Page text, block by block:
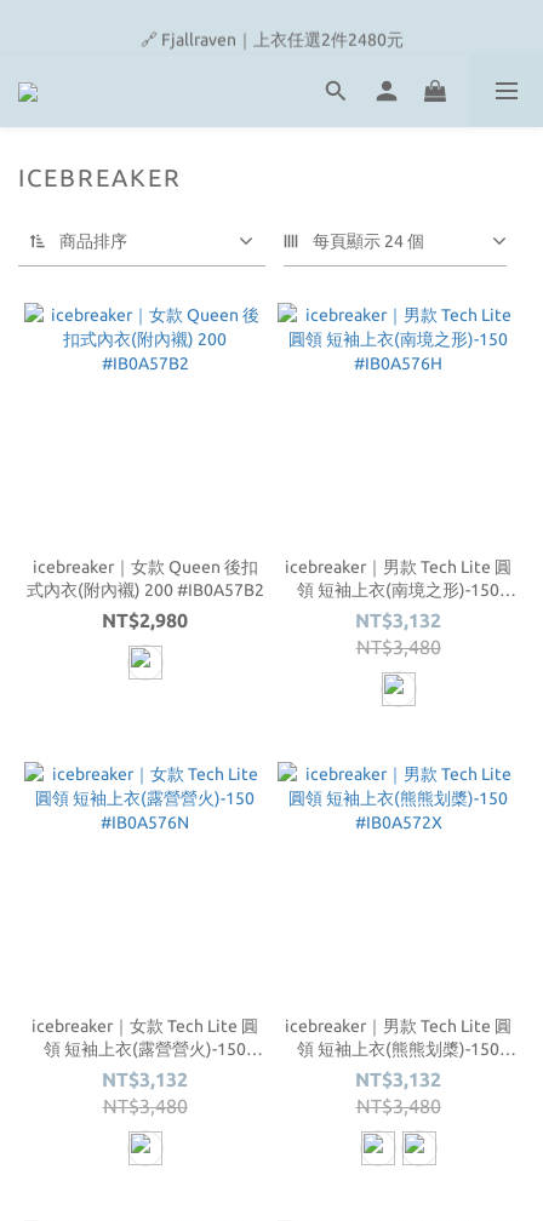
🎉On/HOKA 新品陸續上架
ICEBREAKER
商品排序 每頁顯示 24 個
icebreaker｜女款 Queen 後扣
式內衣(附內襯) 200 #IB0A57B2
NT$2,980
icebreaker｜男款 Tech Lite 圓
領 短袖上衣(南境之形)-150
#IB0A576H
NT$3,132
NT$3,480
icebreaker｜女款 Tech Lite 圓
領 短袖上衣(露營營火)-150
#IB0A576N
NT$3,132
NT$3,480
icebreaker｜男款 Tech Lite 圓
領 短袖上衣(熊熊划槳)-150
#IB0A572X
NT$3,132
NT$3,480